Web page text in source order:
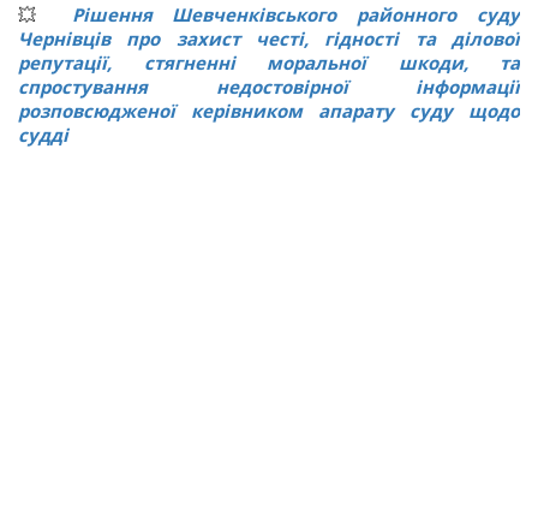
💥 Рішення Шевченківського районного суду
Чернівців про захист честі, гідності та ділової
репутації, стягненні моральної шкоди, та
спростування недостовірної інформації
розповсюдженої керівником апарату суду щодо
судді